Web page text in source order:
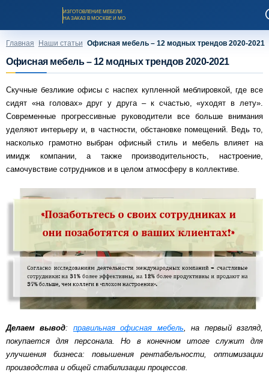
ИЗГОТОВЛЕНИЕ МЕБЕЛИ
НА ЗАКАЗ В МОСКВЕ И МО
Заказать звонок
Каталог мебели на заказ
О компании
Рассрочка и кредит
Акции и скидки
Портфолио
Главная Наши статьи Офисная мебель – 12 модных трендов 2020-2021
Офисная мебель – 12 модных трендов 2020-2021
Скучные безликие офисы с наспех купленной меблировкой, где все
сидят «на головах» друг у друга – к счастью, «уходят в лету».
Современные прогрессивные руководители все больше внимания
уделяют интерьеру и, в частности, обстановке помещений. Ведь то,
насколько грамотно выбран офисный стиль и мебель влияет на
имидж компании, а также производительность, настроение,
самочувствие сотрудников и в целом атмосферу в коллективе.
Делаем вывод: правильная офисная мебель , на первый взгляд,
покупается для персонала. Но в конечном итоге служит для
улучшения бизнеса: повышения рентабельности, оптимизации
производства и общей стабилизации процессов.